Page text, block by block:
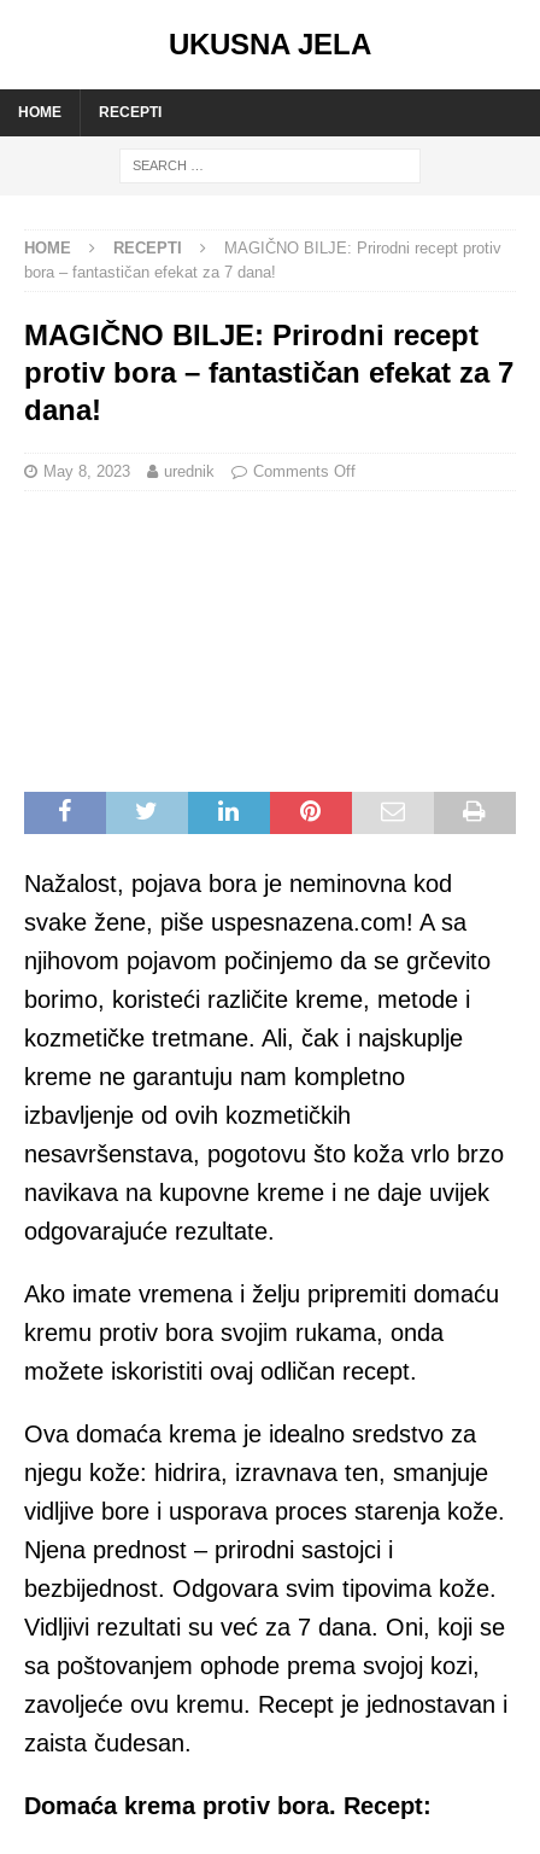
UKUSNA JELA
HOME RECEPTI
HOME RECEPTI
MAGIČNO BILJE: Prirodni recept protiv
bora – fantastičan efekat za 7 dana!
MAGIČNO BILJE: Prirodni recept
protiv bora – fantastičan efekat za 7
dana!
May 8, 2023 urednik Comments Off
Nažalost, pojava bora je neminovna kod
svake žene, piše uspesnazena.com! A sa
njihovom pojavom počinjemo da se grčevito
borimo, koristeći različite kreme, metode i
kozmetičke tretmane. Ali, čak i najskuplje
kreme ne garantuju nam kompletno
izbavljenje od ovih kozmetičkih
nesavršenstava, pogotovu što koža vrlo brzo
navikava na kupovne kreme i ne daje uvijek
odgovarajuće rezultate.
Ako imate vremena i želju pripremiti domaću
kremu protiv bora svojim rukama, onda
možete iskoristiti ovaj odličan recept.
Ova domaća krema je idealno sredstvo za
njegu kože: hidrira, izravnava ten, smanjuje
vidljive bore i usporava proces starenja kože.
Njena prednost – prirodni sastojci i
bezbijednost. Odgovara svim tipovima kože.
Vidljivi rezultati su već za 7 dana. Oni, koji se
sa poštovanjem ophode prema svojoj kozi,
zavoljeće ovu kremu. Recept je jednostavan i
zaista čudesan.
Domaća krema protiv bora. Recept: